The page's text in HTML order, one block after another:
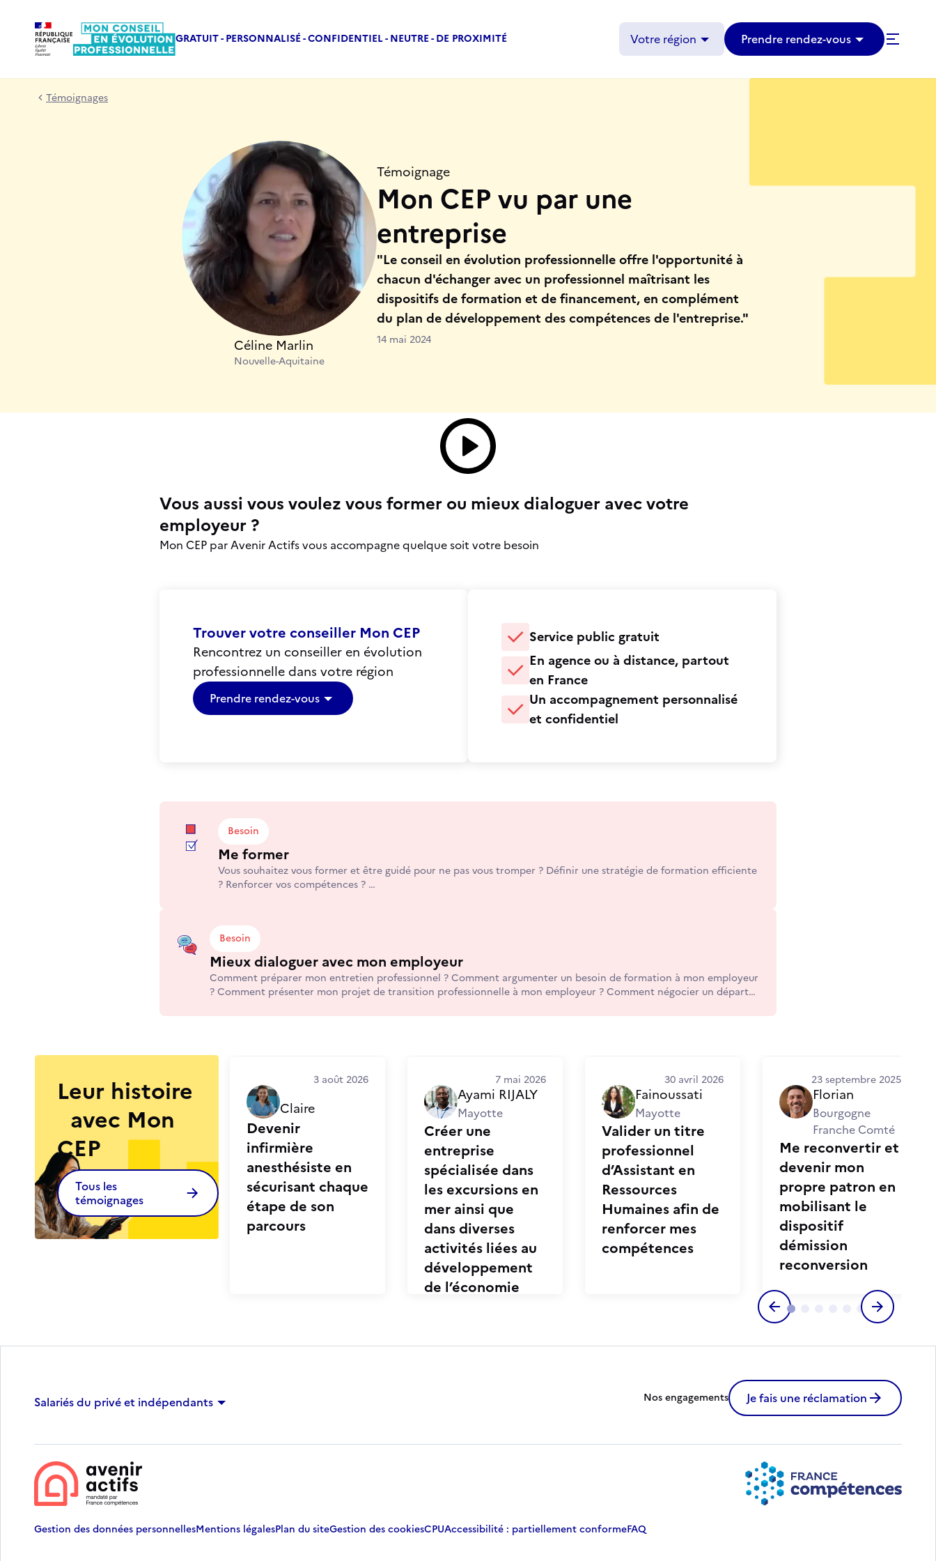
GRATUIT - PERSONNALISÉ - CONFIDENTIEL - NEUTRE - DE PROXIMITÉ Votre région Prendre rendez-vous
Mon CEP par Avenir Actifs Témoignages Articles et évènements
Témoignages
Céline Marlin
Nouvelle-Aquitaine
Témoignage
Mon CEP vu par une
entreprise
"Le conseil en évolution professionnelle offre l'opportunité à
chacun d'échanger avec un professionnel maîtrisant les
dispositifs de formation et de financement, en complément
du plan de développement des compétences de l'entreprise."
14 mai 2024
Vous aussi vous voulez vous former ou mieux dialoguer avec votre
employeur ?
Mon CEP par Avenir Actifs vous accompagne quelque soit votre besoin
Trouver votre conseiller Mon CEP
Rencontrez un conseiller en évolution
professionnelle dans votre région
Prendre rendez-vous
Service public gratuit
En agence ou à distance, partout
en France
Un accompagnement personnalisé
et confidentiel
Besoin
Me former
Vous souhaitez vous former et être guidé pour ne pas vous tromper ? Définir une stratégie de formation efficiente
? Renforcer vos compétences ?
Besoin
Mieux dialoguer avec mon employeur
Comment préparer mon entretien professionnel ? Comment argumenter un besoin de formation à mon employeur
? Comment présenter mon projet de transition professionnelle à mon employeur ? Comment négocier un départ
Leur histoire
avec Mon
CEP
Tous les
témoignages
3 août 2026
Claire
Devenir
infirmière
anesthésiste en
sécurisant chaque
étape de son
parcours
7 mai 2026
Ayami RIJALY
Mayotte
Créer une
entreprise
spécialisée dans
les excursions en
mer ainsi que
dans diverses
activités liées au
développement
de l’économie
30 avril 2026
Fainoussati
Mayotte
Valider un titre
professionnel
d’Assistant en
Ressources
Humaines afin de
renforcer mes
compétences
23 septembre 2025
Florian
Bourgogne
Franche Comté
Me reconvertir et
devenir mon
propre patron en
mobilisant le
dispositif
démission
reconversion
Salariés du privé et indépendants Nos engagements Je fais une réclamation
Gestion des données personnellesMentions légalesPlan du siteGestion des cookiesCPUAccessibilité : partiellement conformeFAQ